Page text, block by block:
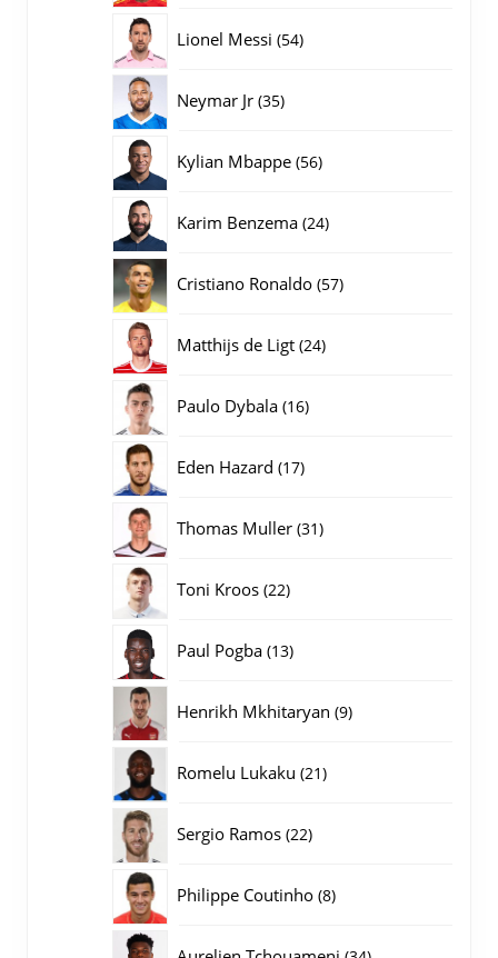
Lionel Messi 5454
Neymar Jr 3535
Kylian Mbappe 5656
Karim Benzema 2424
Cristiano Ronaldo 5757
Matthijs de Ligt 2424
Paulo Dybala 1616
Eden Hazard 1717
Thomas Muller 3131
Toni Kroos 2222
Paul Pogba 1313
Henrikh Mkhitaryan 99
Romelu Lukaku 2121
Sergio Ramos 2222
Philippe Coutinho 88
34